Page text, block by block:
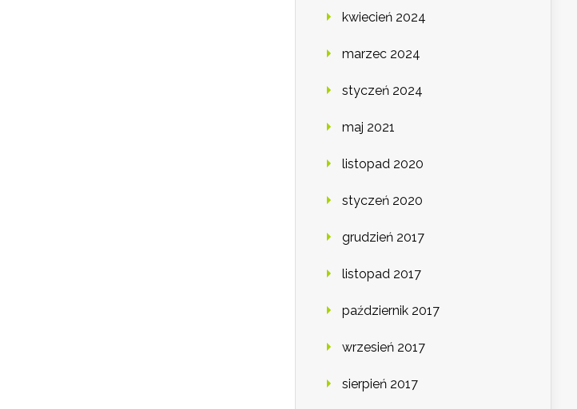
kwiecień 2024
marzec 2024
styczeń 2024
maj 2021
listopad 2020
styczeń 2020
grudzień 2017
listopad 2017
październik 2017
wrzesień 2017
sierpień 2017